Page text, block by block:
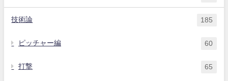
技術論 185
ピッチャー編 60
打撃 65